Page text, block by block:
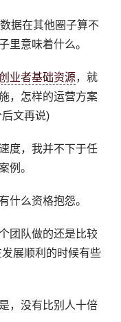
据在其他圈子算不
里意味着什么。
业者基础资源，就
，怎样的运营方案
文再说)
度，我并不下于任
例。
什么资格抱怨。
团队做的还是比较
展顺利的时候有些
，没有比别人十倍